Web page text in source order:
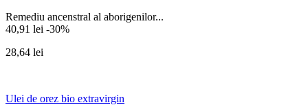
Remediu ancenstral al aborigenilor...
40,91 lei -30%
28,64 lei
Ulei de orez bio extravirgin